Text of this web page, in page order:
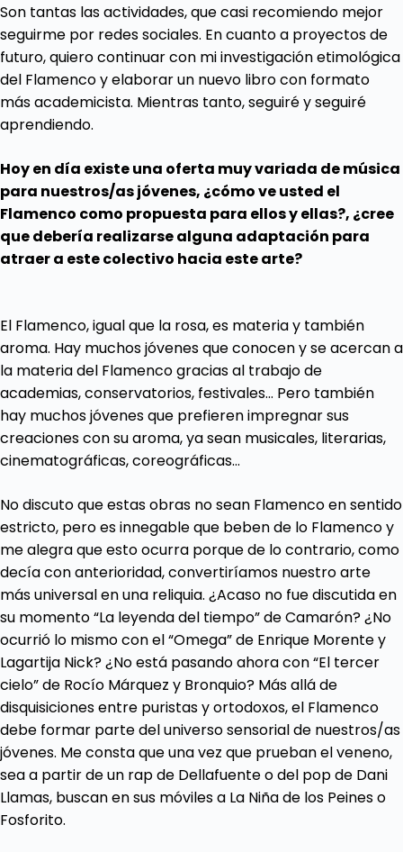
Son tantas las actividades, que casi recomiendo mejor
seguirme por redes sociales. En cuanto a proyectos de
futuro, quiero continuar con mi investigación etimológica
del Flamenco y elaborar un nuevo libro con formato
más academicista. Mientras tanto, seguiré y seguiré
aprendiendo.
Hoy en día existe una oferta muy variada de música
para nuestros/as jóvenes, ¿cómo ve usted el
Flamenco como propuesta para ellos y ellas?, ¿cree
que debería realizarse alguna adaptación para
atraer a este colectivo hacia este arte?
El Flamenco, igual que la rosa, es materia y también
aroma. Hay muchos jóvenes que conocen y se acercan a
la materia del Flamenco gracias al trabajo de
academias, conservatorios, festivales… Pero también
hay muchos jóvenes que prefieren impregnar sus
creaciones con su aroma, ya sean musicales, literarias,
cinematográficas, coreográficas…
No discuto que estas obras no sean Flamenco en sentido
estricto, pero es innegable que beben de lo Flamenco y
me alegra que esto ocurra porque de lo contrario, como
decía con anterioridad, convertiríamos nuestro arte
más universal en una reliquia. ¿Acaso no fue discutida en
su momento “La leyenda del tiempo” de Camarón? ¿No
ocurrió lo mismo con el “Omega” de Enrique Morente y
Lagartija Nick? ¿No está pasando ahora con “El tercer
cielo” de Rocío Márquez y Bronquio? Más allá de
disquisiciones entre puristas y ortodoxos, el Flamenco
debe formar parte del universo sensorial de nuestros/as
jóvenes. Me consta que una vez que prueban el veneno,
sea a partir de un rap de Dellafuente o del pop de Dani
Llamas, buscan en sus móviles a La Niña de los Peines o
Fosforito.